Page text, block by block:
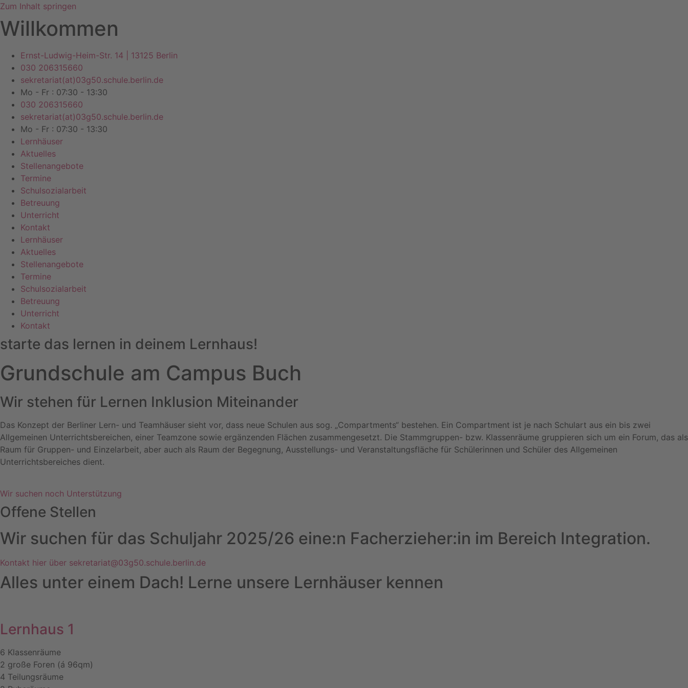
Zum Inhalt springen
Willkommen
Ernst-Ludwig-Heim-Str. 14 | 13125 Berlin
030 206315660
sekretariat(at)03g50.schule.berlin.de
Mo - Fr : 07:30 - 13:30
030 206315660
sekretariat(at)03g50.schule.berlin.de
Mo - Fr : 07:30 - 13:30
Lernhäuser
Aktuelles
Stellenangebote
Termine
Schulsozialarbeit
Betreuung
Unterricht
Kontakt
Lernhäuser
Aktuelles
Stellenangebote
Termine
Schulsozialarbeit
Betreuung
Unterricht
Kontakt
starte das lernen in deinem Lernhaus!
Grundschule am Campus Buch
Wir stehen für Lernen Inklusion Miteinander
Das Konzept der Berliner Lern- und Teamhäuser sieht vor, dass neue Schulen aus sog. „Compartments“ bestehen. Ein Compartment ist je nach Schulart aus ein bis zwei
Allgemeinen Unterrichtsbereichen, einer Teamzone sowie ergänzenden Flächen zusammengesetzt. Die Stammgruppen- bzw. Klassenräume gruppieren sich um ein Forum, das als
Raum für Gruppen- und Einzelarbeit, aber auch als Raum der Begegnung, Ausstellungs- und Veranstaltungsfläche für Schülerinnen und Schüler des Allgemeinen
Unterrichtsbereiches dient.
Wir suchen noch Unterstützung
Offene Stellen
Wir suchen für das Schuljahr 2025/26 eine:n Facherzieher:in im Bereich Integration.
Kontakt hier über sekretariat@03g50.schule.berlin.de
Alles unter einem Dach! Lerne unsere Lernhäuser kennen
Lernhaus 1
6 Klassenräume
2 große Foren (á 96qm)
4 Teilungsräume